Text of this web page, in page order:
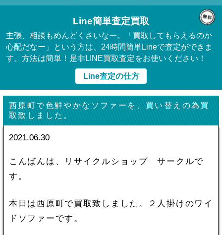
Line簡単査定買取
主張、相談もめんどくさいなー。「買取してもらえるのか
心配だなー」という方は、24時間簡単Lineで査定ができま
す。方法は簡単！是非LINE買取査定をお使いください！
Line査定の仕方
西原町で色鮮やかなソファーを、買い替えの為買
取致しました。
2021.06.30
こんばんは、リサイクルショップ サークルで
す。
本日は西原町で買取致しました。２人掛けのワイ
ドソファーです。